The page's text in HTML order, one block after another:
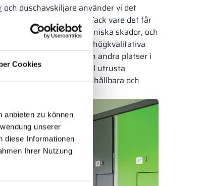
Cookies
anbieten zu können
unserer
diese Informationen
Ihrer Nutzung
och duschavskiljare använder vi det
kompaktlaminat HPL. Tack vare det får
mot vatten och mekaniska skador, och
gott skick. Av detta högkvalitativa
. Białystok och andra platser i
från investerare som vill utrusta
med hållbara och